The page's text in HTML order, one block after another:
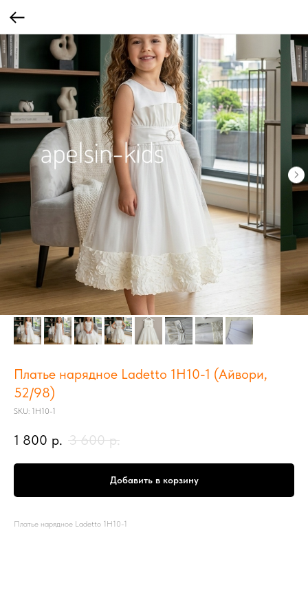
Платье нарядное Ladetto 1Н10-1 (Айвори,
52/98)
SKU: 1Н10-1
1 800 р. 3 600 р.
Добавить в корзину
Платье нарядное Ladetto 1Н10-1